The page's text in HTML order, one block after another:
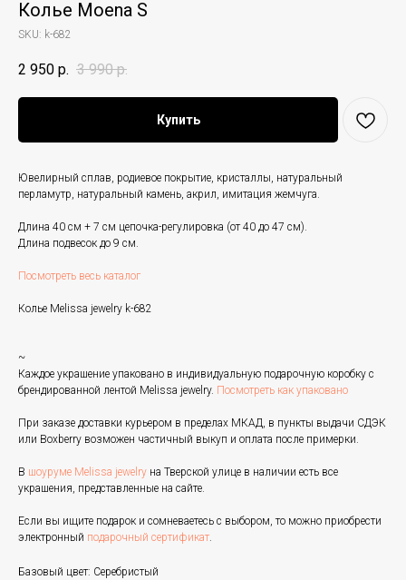
Колье Moena S
SKU: k-682
2 950 р. 3 990 р.
Купить
Ювелирный сплав, родиевое покрытие, кристаллы, натуральный
перламутр, натуральный камень, акрил, имитация жемчуга.
Длина 40 см + 7 см цепочка-регулировка (от 40 до 47 см).
Длина подвесок до 9 см.
Посмотреть весь каталог
Колье Melissa jewelry k-682
~
Каждое украшение упаковано в индивидуальную подарочную коробку с
брендированной лентой Melissa jewelry. Посмотреть как упаковано
При заказе доставки курьером в пределах МКАД, в пункты выдачи СДЭК
или Boxberry возможен частичный выкуп и оплата после примерки.
В шоуруме Melissa jewelry на Тверской улице в наличии есть все
украшения, представленные на сайте.
Если вы ищите подарок и сомневаетесь с выбором, то можно приобрести
электронный подарочный сертификат.
Базовый цвет: Серебристый